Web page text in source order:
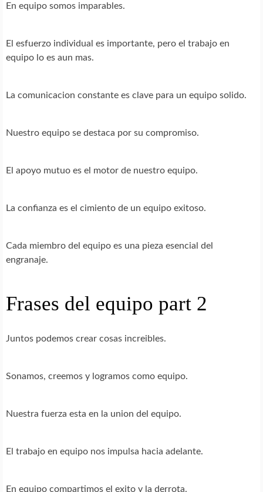
En equipo somos imparables.
El esfuerzo individual es importante, pero el trabajo en
equipo lo es aun mas.
La comunicacion constante es clave para un equipo solido.
Nuestro equipo se destaca por su compromiso.
El apoyo mutuo es el motor de nuestro equipo.
La confianza es el cimiento de un equipo exitoso.
Cada miembro del equipo es una pieza esencial del
engranaje.
Frases del equipo part 2
Juntos podemos crear cosas increibles.
Sonamos, creemos y logramos como equipo.
Nuestra fuerza esta en la union del equipo.
El trabajo en equipo nos impulsa hacia adelante.
En equipo compartimos el exito y la derrota.